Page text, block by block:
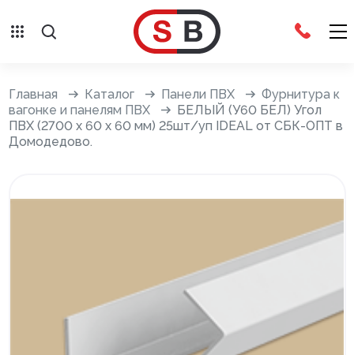
Сайдинг с фурнитурой
Террасная доска
Главная Каталог Панели ПВХ
Фурнитура к
вагонке и панелям ПВХ
БЕЛЫЙ (У60 БЕЛ) Угол
ПВХ (2700 х 60 х 60 мм) 25шт/уп IDEAL от СБК-ОПТ в
Домодедово.